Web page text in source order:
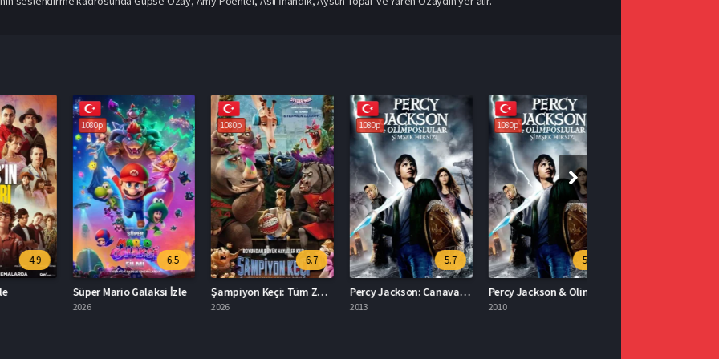
4.9
1080p
6.5
Süper Mario Galaksi İzle
1080p
6.7
Şampiyon Keçi: Tüm Zamanların En İyisi Türkçe Dublaj İzle
1080p
5.7
Percy Jackson: Canavarlar Denizi Türkçe Dublaj İzle
1080p
5.9
Percy Jackson & Olimposlular: Şimşek Hırsızı 2010 İzle